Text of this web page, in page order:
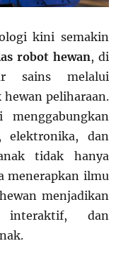
kini semakin
robot hewan, di
sains melalui
peliharaan.
elektronika, dan
tidak hanya
menerapkan ilmu
menjadikan
dan